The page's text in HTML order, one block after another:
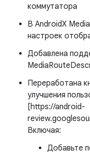
коммутатора
В AndroidX
настроек
Добавлена
Переработана
улучшения
[https://android-
Включая:
Добавьте